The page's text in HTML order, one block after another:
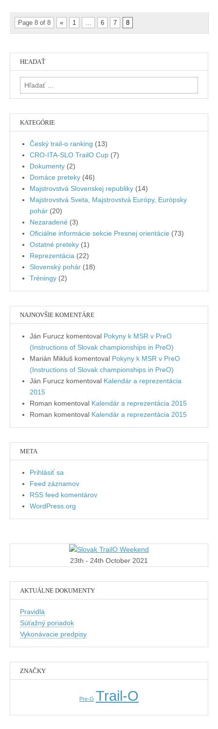
Page 8 of 8 « 1 … 6 7 8
HĽADAŤ
Hľadať:
KATEGÓRIE
Český trail-o ranking (13)
CRO-ITA-SLO TrailO Cup (7)
Dokumenty (2)
Domáce preteky (46)
Majstrovstvá Slovenskej republiky (14)
Majstrovstvá Sveta, Majstrovstvá Európy, Európsky
pohár (20)
Nezaradené (3)
Oficiálne informácie sekcie Presnej orientácie (73)
Ostatné preteky (1)
Reprezentácia (22)
Slovenský pohár (18)
Tréningy (2)
NAJNOVŠIE KOMENTÁRE
Ján Furucz komentoval Pokyny k MSR v PreO
(Instructions of Slovak championships in PreO)
Marián Mikluš komentoval Pokyny k MSR v PreO
(Instructions of Slovak championships in PreO)
Ján Furucz komentoval Kalendár a reprezentácia
2015
Roman komentoval Kalendár a reprezentácia 2015
Roman komentoval Kalendár a reprezentácia 2015
META
Prihlásiť sa
Feed záznamov
RSS feed komentárov
WordPress.org
23th - 24th October 2021
AKTUÁLNE DOKUMENTY
Pravidlá
Súťažný poriadok
Vykonávacie predpisy
ZNAČKY
Pre-O Trail-O